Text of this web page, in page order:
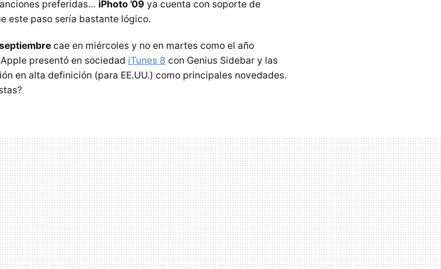
preferidas… iPhoto ’09 ya cuenta con soporte de
este paso sería bastante lógico.
cae en miércoles y no en martes como el año
presentó en sociedad iTunes 8 con Genius Sidebar y las
en alta definición (para EE.UU.) como principales novedades.